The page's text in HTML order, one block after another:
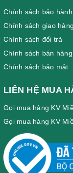
Chính sách bảo hành
Chính sách giao hàng
Chính sách đổi trả
Chính sách bán hàng
Chính sách bảo mật
LIÊN HỆ MUA
Gọi mua hàng KV
Gọi mua hàng KV